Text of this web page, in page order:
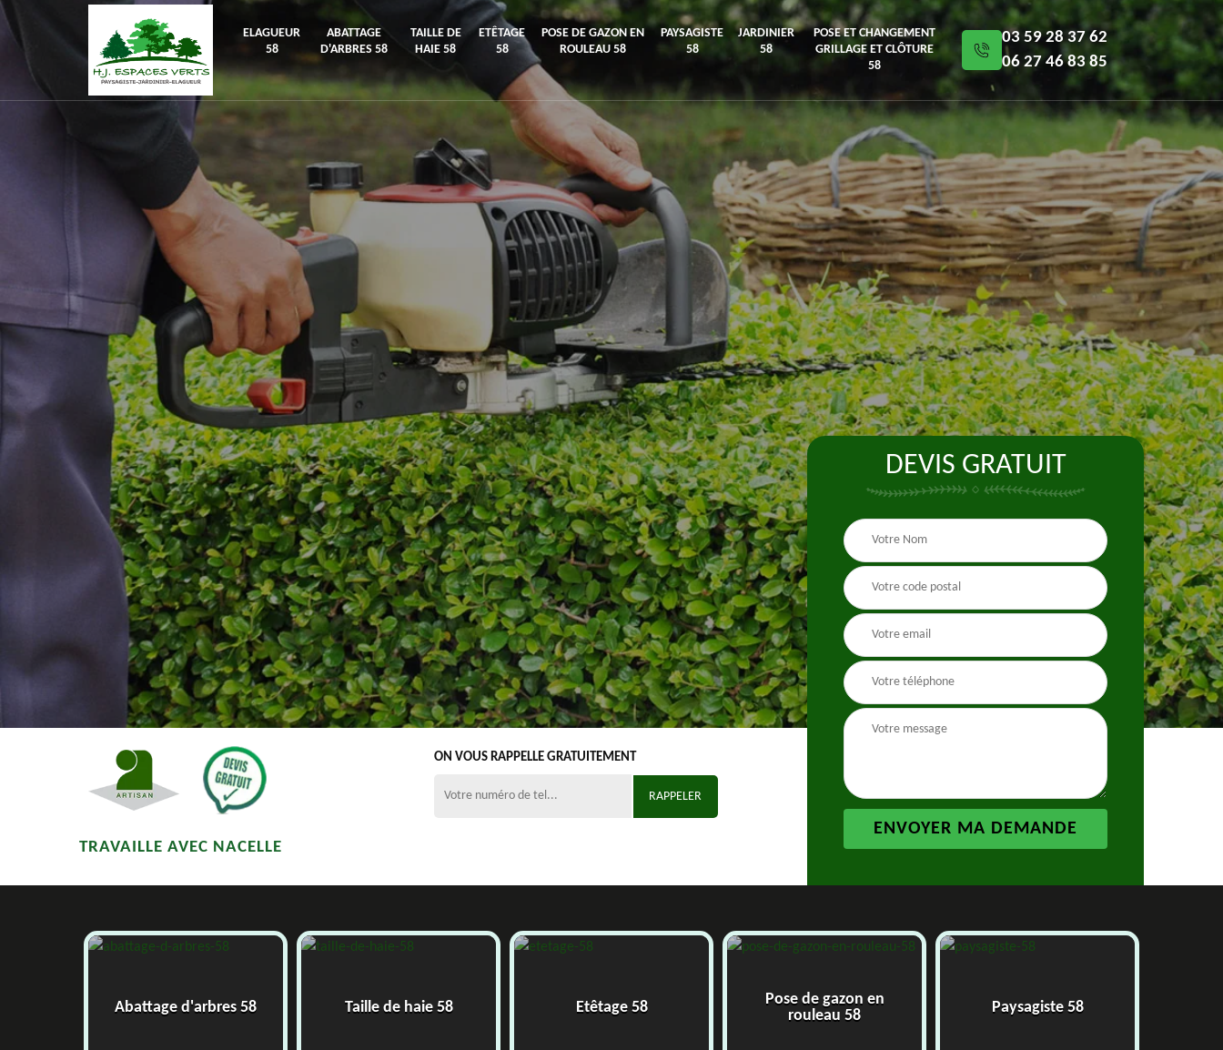
ELAGUEUR
58
ABATTAGE
D'ARBRES 58
TAILLE DE
HAIE 58
ETÊTAGE
58
POSE DE GAZON EN
ROULEAU 58
PAYSAGISTE
58
JARDINIER
58
POSE ET CHANGEMENT
GRILLAGE ET CLÔTURE
58
03 59 28 37 62
06 27 46 83 85
TRAVAILLE AVEC NACELLE
ON VOUS RAPPELLE GRATUITEMENT
DEVIS GRATUIT
Taille de haie 58 Etêtage 58
Pose de gazon en
rouleau 58
Paysagiste 58 Jardinier 58